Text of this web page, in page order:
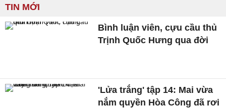
TIN MỚI
Bình luận viên, cựu cầu thủ
Trịnh Quốc Hưng qua đời
'Lửa trắng' tập 14: Mai vừa
nắm quyền Hòa Công đã rơi